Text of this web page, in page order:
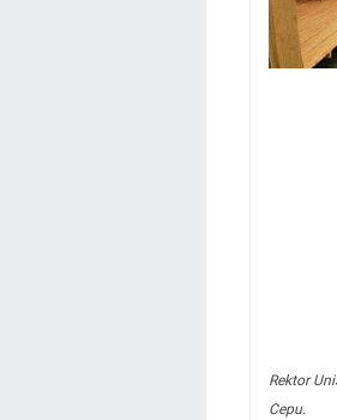
Rektor
Cepu.